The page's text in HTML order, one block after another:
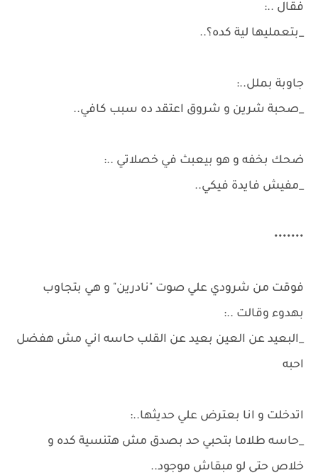
فقال ..:
_بتعمليها لية كده؟..
جاوبة بملل..:
_صحبة شرين و شروق اعتقد ده سبب كافي..
ضحك بخفه و هو بيعبث في خصلاتي ..:
_مفيش فايدة فيكي..
•••••••
فوقت من شرودي علي صوت "نادرين" و هي بتجاوب
بهدوء وقالت ..:
_البعيد عن العين بعيد عن القلب حاسه اني مش هفضل
احبه
اتدخلت و انا بعترض علي حديثها..:
_حاسه طلاما بتحبي حد بصدق مش هتنسية كده و
خلاص حتي لو مبقاش موجود..